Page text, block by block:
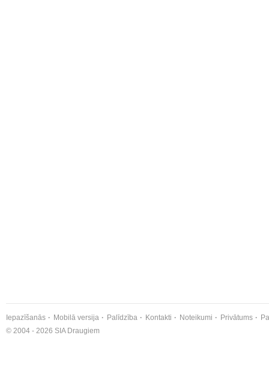
Iepazīšanās Mobilā versija Palīdzība Kontakti Noteikumi Privātums
© 2004 - 2026 SIA Draugiem